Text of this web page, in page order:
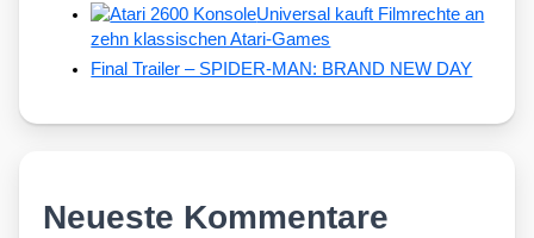
Universal kauft Filmrechte an
zehn klassischen Atari-Games
Final Trailer – SPIDER-MAN: BRAND NEW DAY
Neueste Kommentare